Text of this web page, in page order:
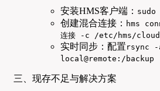
安装HMS客户端：
创建混合连接： hms
连接 -c /etc/hms/
实时同步：配置 rsync
local@remote:/backup
三、现存不足与解决方案